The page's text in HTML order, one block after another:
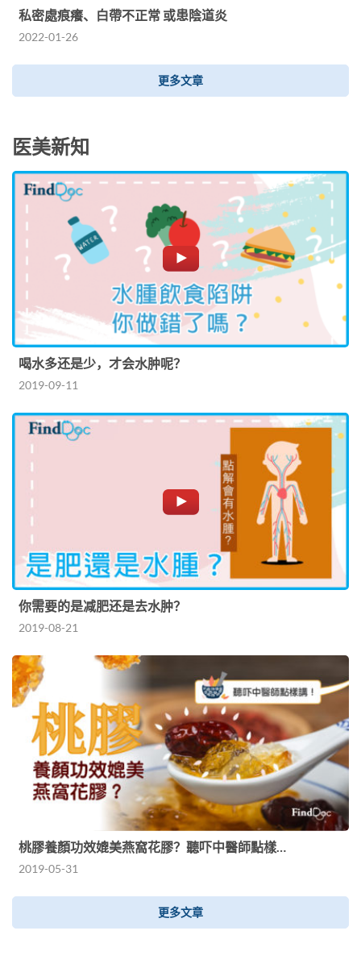
私密處痕癢、白帶不正常 或患陰道炎
2022-01-26
更多文章
医美新知
喝水多还是少，才会水肿呢？
2019-09-11
你需要的是减肥还是去水肿？
2019-08-21
桃膠養顏功效媲美燕窩花膠？聽吓中醫師點樣…
2019-05-31
更多文章